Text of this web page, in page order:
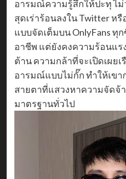
อารมณ์ความรู้สึกให้ปะทุ ไม่
สุดเร่าร้อนลงใน Twitter ห
แบบจัดเต็มบน OnlyFans
อาชีพ แต่ยังคงความร้อนแร
ต้าน ความกล้าที่จะเปิดเผย
อารมณ์แบบไม่กั๊ก ทำให้เขา
สายตาที่แสวงหาความจัดจ้
มาตรฐานทั่วไป